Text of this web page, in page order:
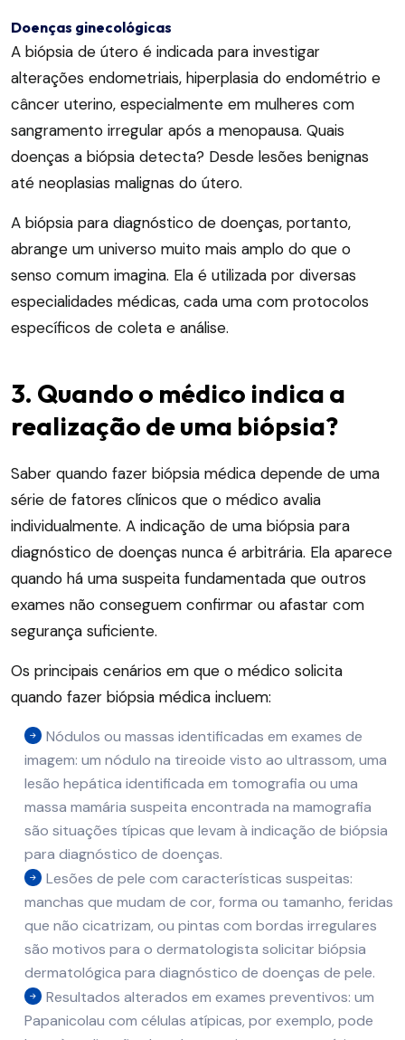
Doenças ginecológicas
A biópsia de útero é indicada para investigar
alterações endometriais, hiperplasia do endométrio e
câncer uterino, especialmente em mulheres com
sangramento irregular após a menopausa. Quais
doenças a biópsia detecta? Desde lesões benignas
até neoplasias malignas do útero.
A biópsia para diagnóstico de doenças, portanto,
abrange um universo muito mais amplo do que o
senso comum imagina. Ela é utilizada por diversas
especialidades médicas, cada uma com protocolos
específicos de coleta e análise.
3. Quando o médico indica a
realização de uma biópsia?
Saber quando fazer biópsia médica depende de uma
série de fatores clínicos que o médico avalia
individualmente. A indicação de uma biópsia para
diagnóstico de doenças nunca é arbitrária. Ela aparece
quando há uma suspeita fundamentada que outros
exames não conseguem confirmar ou afastar com
segurança suficiente.
Os principais cenários em que o médico solicita
quando fazer biópsia médica incluem:
Nódulos ou massas identificadas em exames de
imagem: um nódulo na tireoide visto ao ultrassom, uma
lesão hepática identificada em tomografia ou uma
massa mamária suspeita encontrada na mamografia
são situações típicas que levam à indicação de biópsia
para diagnóstico de doenças.
Lesões de pele com características suspeitas:
manchas que mudam de cor, forma ou tamanho, feridas
que não cicatrizam, ou pintas com bordas irregulares
são motivos para o dermatologista solicitar biópsia
dermatológica para diagnóstico de doenças de pele.
Resultados alterados em exames preventivos: um
Papanicolau com células atípicas, por exemplo, pode